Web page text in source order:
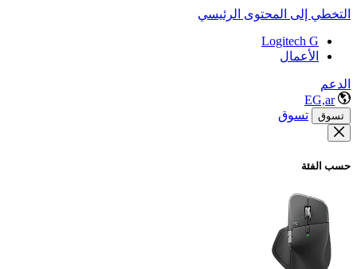
التخطي إلى المحتوى الرئيسي
Logitech G
الأعمال
الدعم
EG,ar
تسوق تسوق
حسب الفئة